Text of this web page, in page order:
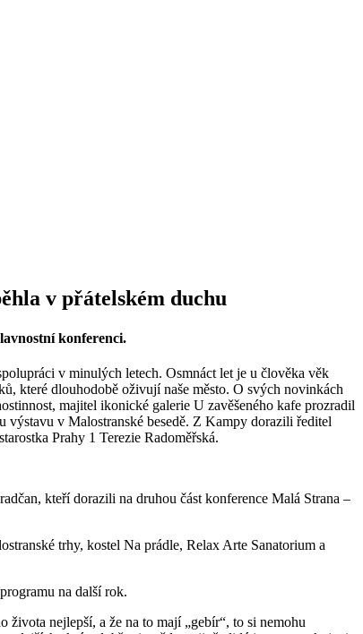
v přátelském duchu
konferenci.
v minulých letech. Osmnáct let je u člověka věk
které dlouhodobě oživují naše město. O svých novinkách
majitel ikonické galerie U zavěšeného kafe prozradil
v Malostranské besedě. Z Kampy dorazili ředitel
Prahy 1 Terezie Radoměřská.
kteří dorazili na druhou část konference Malá Strana –
trhy, kostel Na prádle, Relax Arte Sanatorium a
na další rok.
života nejlepší, a že na to mají „gebír“, to si nemohu